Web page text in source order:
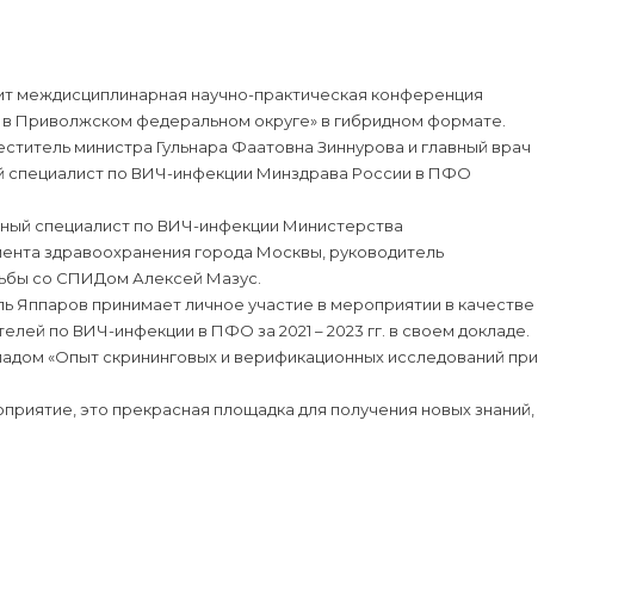
междисциплинарная научно-практическая конференция
Приволжском федеральном округе» в гибридном формате.
министра Гульнара Фаатовна Зиннурова и главный врач
специалист по ВИЧ-инфекции Минздрава России в ПФО
специалист по ВИЧ-инфекции Министерства
здравоохранения города Москвы, руководитель
со СПИДом Алексей Мазус.
принимает личное участие в мероприятии в качестве
по ВИЧ-инфекции в ПФО за 2021 – 2023 гг. в своем докладе.
«Опыт скрининговых и верификационных исследований при
это прекрасная площадка для получения новых знаний,